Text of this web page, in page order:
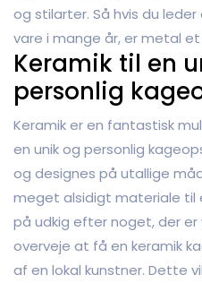
og stilarter. Så hvis du
vare i mange år, er metal
Keramik til en
personlig
Keramik er en fantastisk
en unik og personlig
og designes på utallige
meget alsidigt materiale til
på udkig efter noget, der er
overveje at få en keramik
af en lokal kunstner. Dette